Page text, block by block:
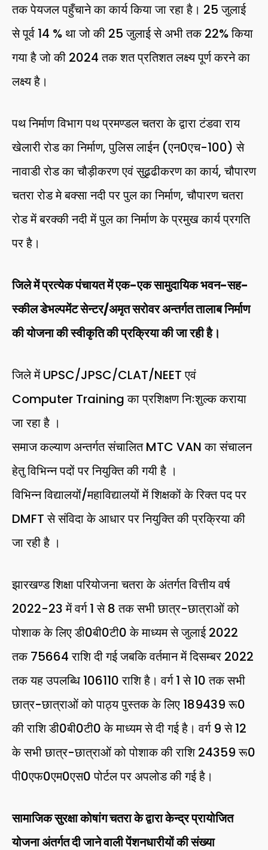
तक पेयजल पहुँचाने का कार्य किया जा रहा है। 25 जुलाई
से पूर्व 14 % था जो की 25 जुलाई से अभी तक 22% किया
गया है जो की 2024 तक शत प्रतिशत लक्ष्य पूर्ण करने का
लक्ष्य है।
पथ निर्माण विभाग पथ प्रमण्डल चतरा के द्वारा टंडवा राय
खेलारी रोड का निर्माण, पुलिस लाईन (एन0एच-100) से
नावाडी रोड का चौड़ीकरण एवं सुढृढीकरण का कार्य, चौपारण
चतरा रोड मे बक्सा नदी पर पुल का निर्माण, चौपारण चतरा
रोड में बरक्की नदी में पुल का निर्माण के प्रमुख कार्य प्रगति
पर है।
जिले में प्रत्येक पंचायत में एक-एक सामुदायिक भवन-सह-
स्कील डेभल्पमेंट सेन्टर/अमृत सरोवर अन्तर्गत तालाब निर्माण
की योजना की स्वीकृति की प्रक्रिया की जा रही है।
जिले में UPSC/JPSC/CLAT/NEET एवं
Computer Training का प्रशिक्षण निःशुल्क कराया
जा रहा है ।
समाज कल्याण अन्तर्गत संचालित MTC VAN का संचालन
हेतु विभिन्न पदों पर नियुक्ति की गयी है ।
विभिन्न विद्यालयों/महाविद्यालयों में शिक्षकों के रिक्त पद पर
DMFT से संविदा के आधार पर नियुक्ति की प्रक्रिया की
जा रही है ।
झारखण्ड शिक्षा परियोजना चतरा के अंतर्गत वित्तीय वर्ष
2022-23 में वर्ग 1 से 8 तक सभी छात्र-छात्राओं को
पोशाक के लिए डी0बी0टी0 के माध्यम से जुलाई 2022
तक 75664 राशि दी गई जबकि वर्तमान में दिसम्बर 2022
तक यह उपलब्धि 106110 राशि है। वर्ग 1 से 10 तक सभी
छात्र-छात्राओं को पाठ्य पुस्तक के लिए 189439 रू0
की राशि डी0बी0टी0 के माध्यम से दी गई है। वर्ग 9 से 12
के सभी छात्र-छात्राओं को पोशाक की राशि 24359 रू0
पी0एफ0एम0एस0 पोर्टल पर अपलोड की गई है।
सामाजिक सुरक्षा कोषांग चतरा के द्वारा केन्द्र प्रायोजित
योजना अंतर्गत दी जाने वाली पेंशनधारीयों की संख्या